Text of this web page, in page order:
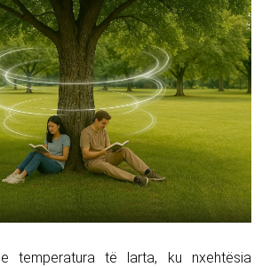
temperatura të larta, ku nxehtësia